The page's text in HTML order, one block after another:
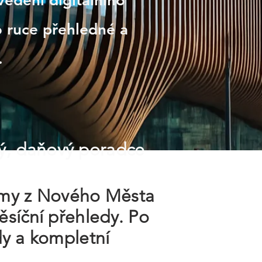
přehledné a
daňový poradce
z Nového Města
přehledy. Po
a kompletní